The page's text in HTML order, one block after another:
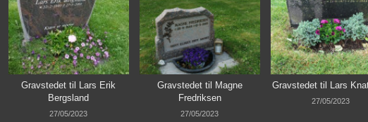
Gravstedet til Lars Erik
Bergsland
27/05/2023
Gravstedet til Magne
Fredriksen
27/05/2023
Gravstedet til Lars
27/05/2023